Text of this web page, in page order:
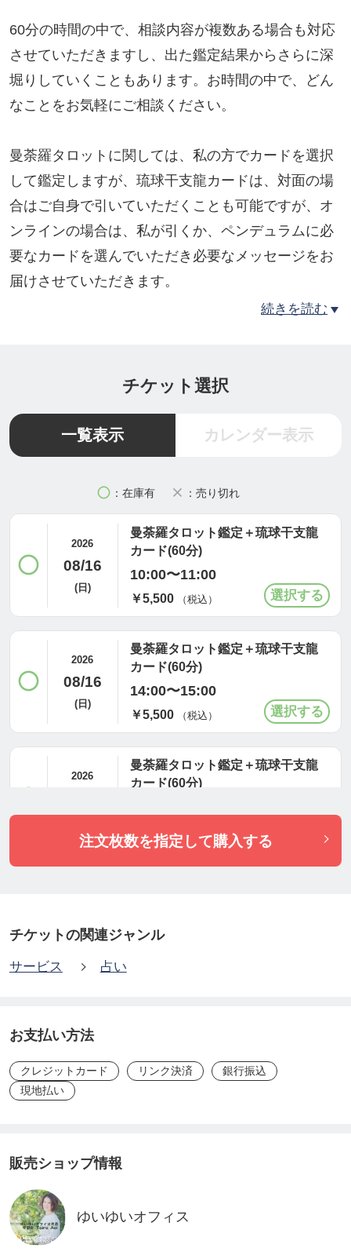
60分の時間の中で、相談内容が複数ある場合も対応
させていただきますし、出た鑑定結果からさらに深
堀りしていくこともあります。お時間の中で、どん
なことをお気軽にご相談ください。
曼荼羅タロットに関しては、私の方でカードを選択
して鑑定しますが、琉球干支龍カードは、対面の場
合はご自身で引いていただくことも可能ですが、オ
ンラインの場合は、私が引くか、ペンデュラムに必
要なカードを選んでいただき必要なメッセージをお
届けさせていただきます。
時間が延長することもあるかもしれないので、相談
ありますが、その場合は事前にお伝えしますので、
相談内容やお時間、ご予算の中で鑑定させていただ
【曼荼羅タロット(観仏符)鑑定書について】
ご縁ある仏様からのメッセージを私が解説した鑑定
結果をAIのチカラを借りて１枚にまとめた鑑定書を
後日、お届け致します。
60分の鑑定中にお話した内容からより良い未来を現
実化しやすいようにイメージと文章で可視化した鑑
定書をお役立てくださいね♪
鑑定書を手にされた方からの感動の声をいただいた
ので、シェアさせていただきます♪
〈感動の嬉しい声〉＝＝＝＝＝
今日はずっと気になっていた曼荼羅セッションを受
AIがまとめてくれた内容を見て驚愕しました‼️
葵さんの読み解きとAIの可視化するスキルが相まっ
まさか慈愛がテーマになるなんて思わずパン屋は●●
なんて言われるとも思わず
想定外のことばかりでしたがこのまま一歩ずつ着実
〜省略〜
あと、仏教に馴染みがない人（私も含めて）は菩薩
続きを読む
チケット選択
一覧表示 カレンダー表示
circle ：在庫有 close ：売り切れ
circle
2026
08/16
(日)
曼荼羅タロット鑑定＋琉球干支龍
カード(60分)
10:00〜11:00
￥5,500（税込）
circle
2026
08/16
(日)
曼荼羅タロット鑑定＋琉球干支龍
カード(60分)
14:00〜15:00
￥5,500（税込）
2026
曼荼羅タロット鑑定＋琉球干支龍
カード(60分)
￥5,500 （税込）
注文枚数を指定して購入する
チケットの関連ジャンル
サービス 占い
お支払い方法
クレジットカード リンク決済
銀行振込
現地払い
販売ショップ情報
ゆいゆいオフィス